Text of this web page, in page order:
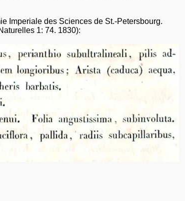
Imperiale des Sciences de St.-Petersbourg.
1: 74. 1830):